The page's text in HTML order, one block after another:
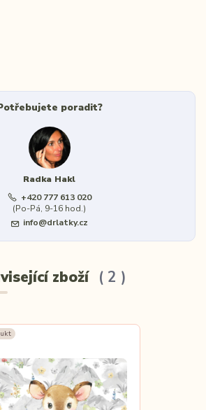
poradit?
Radka Hakl
+420 777 613 020
(Po-Pá, 9-16 hod.)
info@drlatky.cz
zboží 2